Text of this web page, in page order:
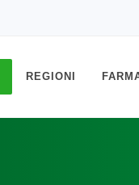
REGIONI